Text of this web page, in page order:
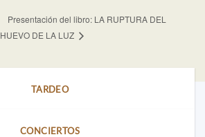
Presentación del libro: LA RUPTURA DEL
HUEVO DE LA LUZ
TARDEO
CONCIERTOS